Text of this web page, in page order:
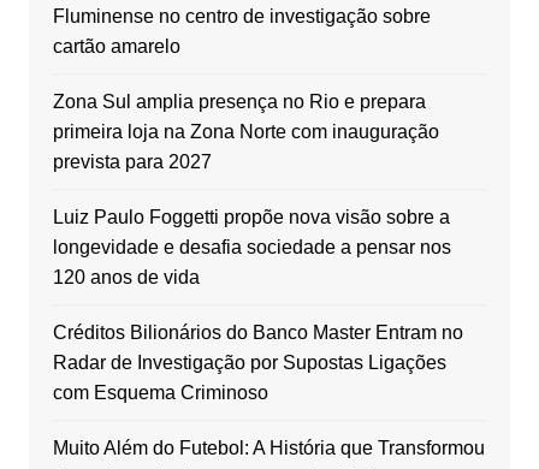
Fluminense no centro de investigação sobre
cartão amarelo
Zona Sul amplia presença no Rio e prepara
primeira loja na Zona Norte com inauguração
prevista para 2027
Luiz Paulo Foggetti propõe nova visão sobre a
longevidade e desafia sociedade a pensar nos
120 anos de vida
Créditos Bilionários do Banco Master Entram no
Radar de Investigação por Supostas Ligações
com Esquema Criminoso
Muito Além do Futebol: A História que Transformou